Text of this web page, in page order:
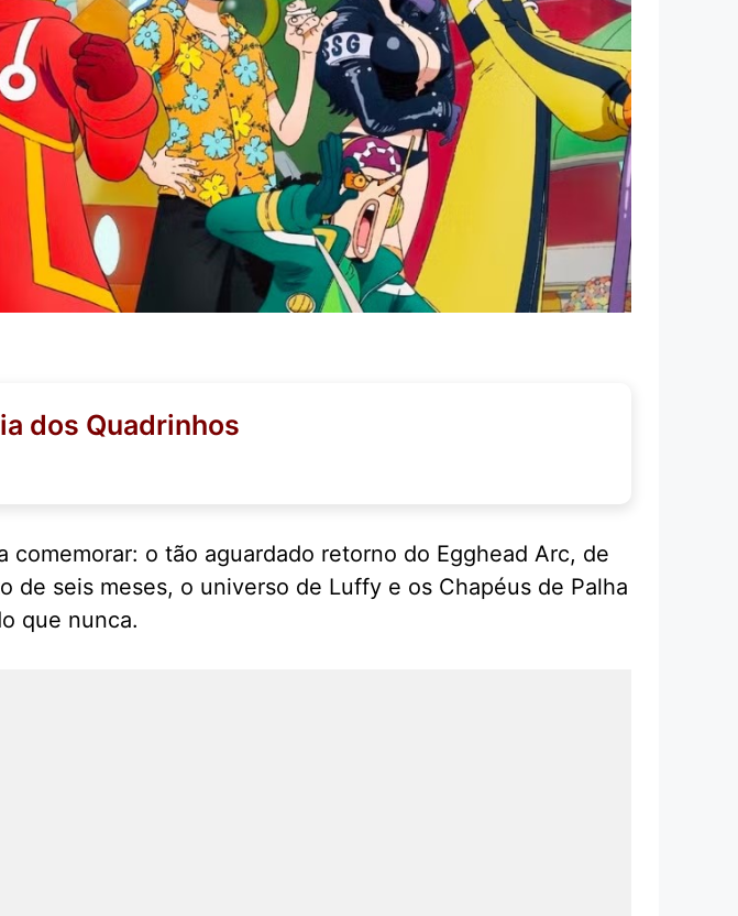
dos Quadrinhos
o tão aguardado retorno do Egghead Arc, de
seis meses, o universo de Luffy e os Chapéus de Palha
que nunca.